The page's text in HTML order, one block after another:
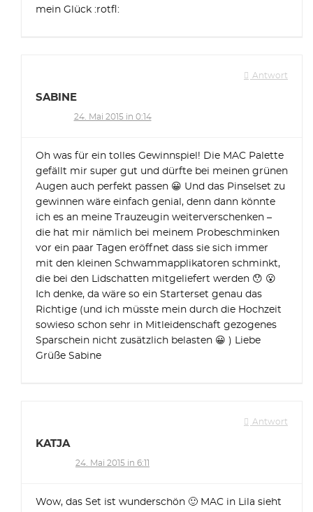
mein Glück :rotfl:
Antwort
SABINE
24. Mai 2015 in 0:14
Oh was für ein tolles Gewinnspiel! Die MAC Palette
gefällt mir super gut und dürfte bei meinen grünen
Augen auch perfekt passen 😀 Und das Pinselset zu
gewinnen wäre einfach genial, denn dann könnte
ich es an meine Trauzeugin weiterverschenken –
die hat mir nämlich bei meinem Probeschminken
vor ein paar Tagen eröffnet dass sie sich immer
mit den kleinen Schwammapplikatoren schminkt,
die bei den Lidschatten mitgeliefert werden 😯 😮
Ich denke, da wäre so ein Starterset genau das
Richtige (und ich müsste mein durch die Hochzeit
sowieso schon sehr in Mitleidenschaft gezogenes
Sparschein nicht zusätzlich belasten 😀 ) Liebe
Grüße Sabine
Antwort
KATJA
24. Mai 2015 in 6:11
Wow, das Set ist wunderschön 🙂 MAC in Lila sieht